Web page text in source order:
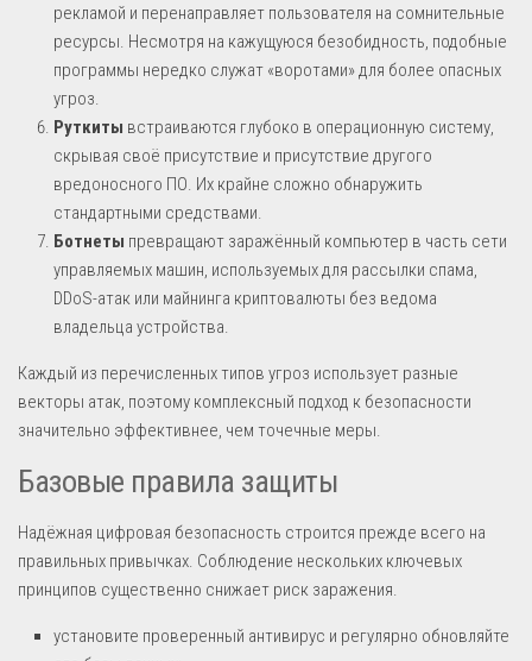
рекламой и перенаправляет пользователя на сомнительные
ресурсы. Несмотря на кажущуюся безобидность, подобные
программы нередко служат «воротами» для более опасных
угроз.
Руткиты встраиваются глубоко в операционную систему,
скрывая своё присутствие и присутствие другого
вредоносного ПО. Их крайне сложно обнаружить
стандартными средствами.
Ботнеты превращают заражённый компьютер в часть сети
управляемых машин, используемых для рассылки спама,
DDoS-атак или майнинга криптовалюты без ведома
владельца устройства.
Каждый из перечисленных типов угроз использует разные
векторы атак, поэтому комплексный подход к безопасности
значительно эффективнее, чем точечные меры.
Базовые правила защиты
Надёжная цифровая безопасность строится прежде всего на
правильных привычках. Соблюдение нескольких ключевых
принципов существенно снижает риск заражения.
установите проверенный антивирус и регулярно обновляйте